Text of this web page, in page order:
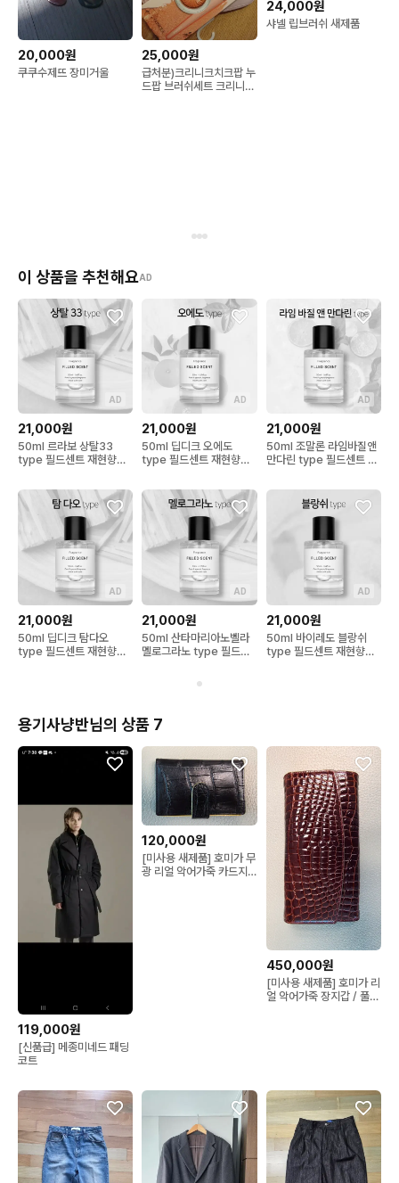
20,000원
쿠쿠수제뜨 장미거울
25,000원
급처분)크리니크치크팝 누
드팝 브러쉬세트 크리니크
24,000원
샤넬 립브러쉬 새제품
이 상품을 추천해요AD
AD
21,000원
50ml 르라보 상탈33
type 필드센트 재현향스
AD
21,000원
50ml 딥디크 오에도
type 필드센트 재현향스
AD
21,000원
50ml 조말론 라임바질앤
만다린 type 필드센트 재
AD
21,000원
50ml 딥디크 탐다오
type 필드센트 재현향스
AD
21,000원
50ml 산타마리아노벨라
멜로그라노 type 필드센
AD
21,000원
50ml 바이레도 블랑쉬
type 필드센트 재현향스
용기사냥반님의 상품 7
119,000원
[신품급] 메종미네드 패딩
코트
120,000원
[미사용 새제품] 호미가 무
광 리얼 악어가죽 카드지
450,000원
[미사용 새제품] 호미가 리
얼 악어가죽 장지갑 / 풀박